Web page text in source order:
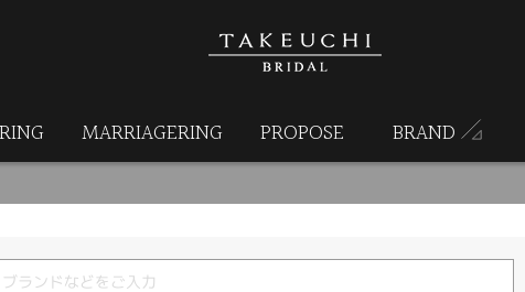
MARRIAGERING PROPOSE BRAND